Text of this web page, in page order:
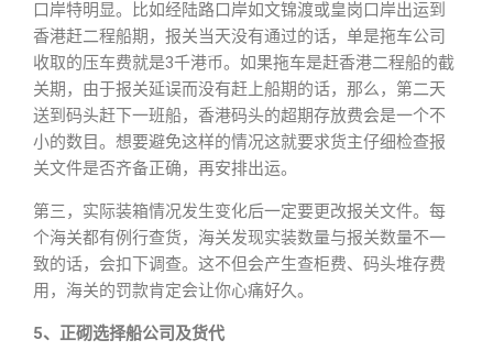
口岸特明显。比如经陆路口岸如文锦渡或皇岗口岸出运到
香港赶二程船期，报关当天没有通过的话，单是拖车公司
收取的压车费就是3千港币。如果拖车是赶香港二程船的截
关期，由于报关延误而没有赶上船期的话，那么，第二天
送到码头赶下一班船，香港码头的超期存放费会是一个不
小的数目。想要避免这样的情况这就要求货主仔细检查报
关文件是否齐备正确，再安排出运。
第三，实际装箱情况发生变化后一定要更改报关文件。每
个海关都有例行查货，海关发现实装数量与报关数量不一
致的话，会扣下调查。这不但会产生查柜费、码头堆存费
用，海关的罚款肯定会让你心痛好久。
5、正砌选择船公司及货代